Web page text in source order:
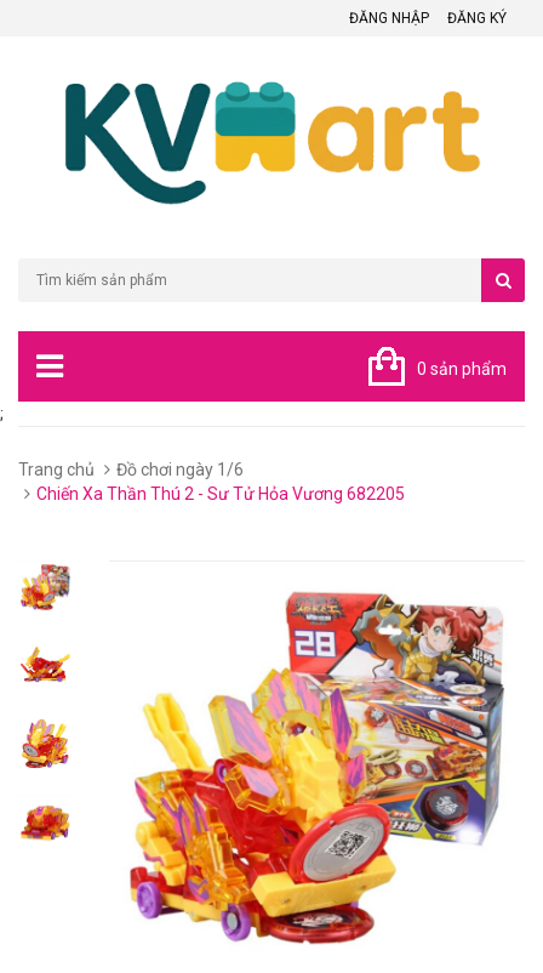
ĐĂNG NHẬP ĐĂNG KÝ
0 sản phẩm
;
Trang chủ
Đồ chơi ngày 1/6
Chiến Xa Thần Thú 2 - Sư Tử Hỏa Vương 682205